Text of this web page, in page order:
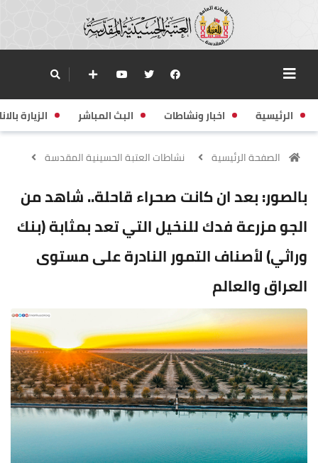
الرئيسية اخبار ونشاطات البث المباشر الزيارة
الصفحة الرئيسية نشاطات العتبة الحسينية المقدسة
بالصور: بعد ان كانت صحراء قاحلة.. شاهد من
الجو مزرعة فدك للنخيل التي تعد بمثابة (بنك
وراثي) لأصناف التمور النادرة على مستوى
العراق والعالم